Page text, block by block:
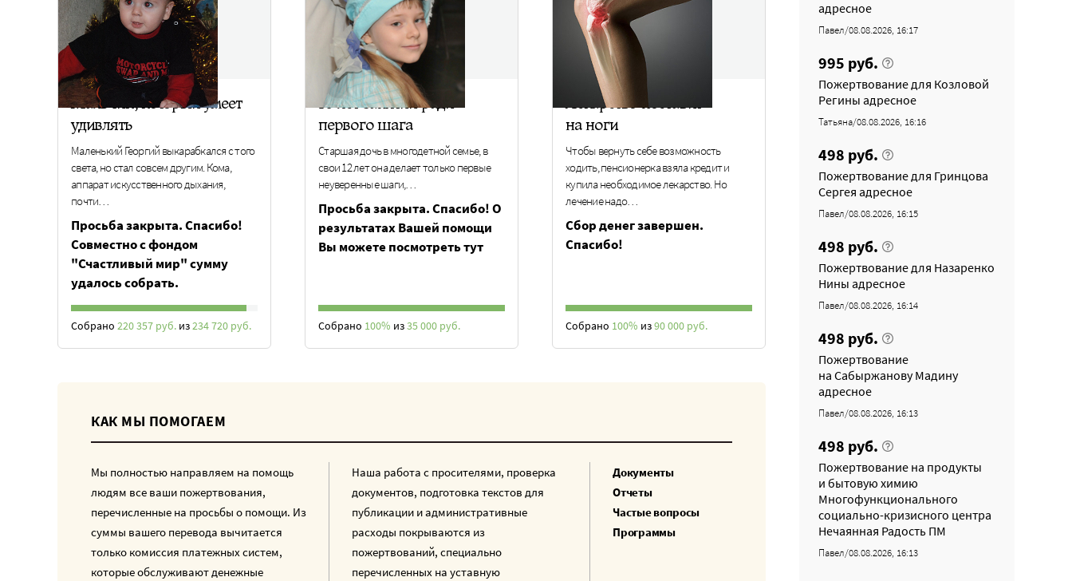
Мальчик, который умеет
удивлять
Маленький Георгий выкарабкался с того
света, но стал совсем другим. Кома,
аппарат искусственного дыхания,
почти…
Просьба закрыта. Спасибо!
Совместно с фондом
"Счастливый мир" сумму
удалось собрать.
Собрано 220 357 руб. из234 720 руб.
10 лет занятий ради
первого шага
Старшая дочь в многодетной семье, в
свои 12 лет она делает только первые
неуверенные шаги,…
Просьба закрыта. Спасибо! О
результатах Вашей помощи
Вы можете посмотреть тут
Собрано 100% из35 000 руб.
Лекарство поставит
на ноги
Чтобы вернуть себе возможность
ходить, пенсионерка взяла кредит и
купила необходимое лекарство. Но
лечение надо…
Сбор денег завершен.
Спасибо!
Собрано 100% из90 000 руб.
КАК МЫ ПОМОГАЕМ
Мы полностью направляем на помощь
людям все ваши пожертвования,
перечисленные на просьбы о помощи. Из
суммы вашего перевода вычитается
только комиссия платежных систем,
которые обслуживают денежные
Наша работа с просителями, проверка
документов, подготовка текстов для
публикации и административные
расходы покрываются из
пожертвований, специально
перечисленных на уставную
Документы
Отчеты
Частые вопросы
Программы
адресное
Павел/08.08.2026, 16:17
995 руб.
Пожертвование для Козловой
Регины адресное
Татьяна/08.08.2026, 16:16
498 руб.
Пожертвование для Гринцова
Сергея адресное
Павел/08.08.2026, 16:15
498 руб.
Пожертвование для Назаренко
Нины адресное
Павел/08.08.2026, 16:14
498 руб.
Пожертвование
на Сабыржанову Мадину
адресное
Павел/08.08.2026, 16:13
498 руб.
Пожертвование на продукты
и бытовую химию
Многофункционального
социально-кризисного центра
Нечаянная Радость ПМ
Павел/08.08.2026, 16:13